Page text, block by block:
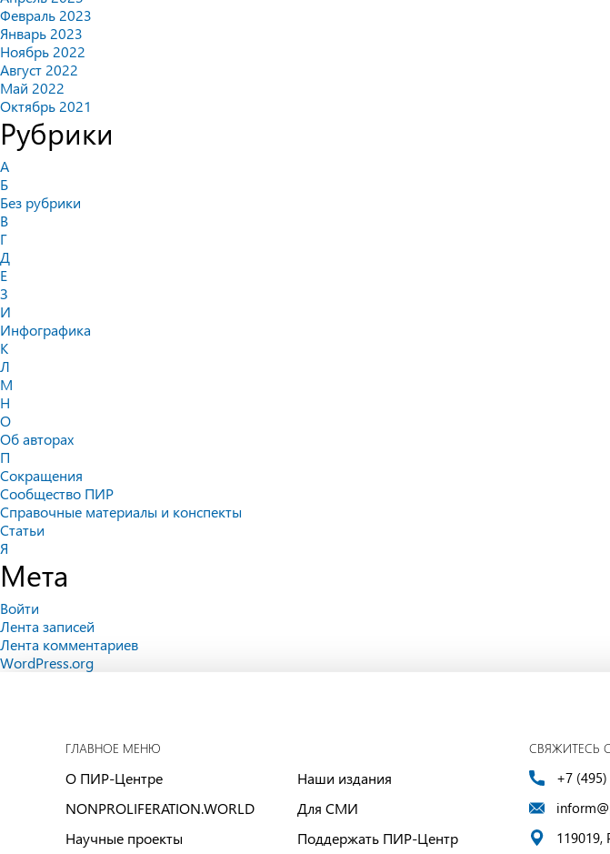
Февраль 2023
Январь 2023
Ноябрь 2022
Август 2022
Май 2022
Октябрь 2021
Рубрики
А
Б
Без рубрики
В
Г
Д
Е
З
И
Инфографика
К
Л
М
Н
О
Об авторах
П
Сокращения
Сообщество ПИР
Справочные материалы и конспекты
Статьи
Я
Мета
Войти
Лента записей
Лента комментариев
WordPress.org
ГЛАВНОЕ МЕНЮ
О ПИР-Центре
NONPROLIFERATION.WORLD
Научные проекты
Наши издания
Для СМИ
Поддержать ПИР-Центр
СВЯЖИТЕСЬ
+7
119019,